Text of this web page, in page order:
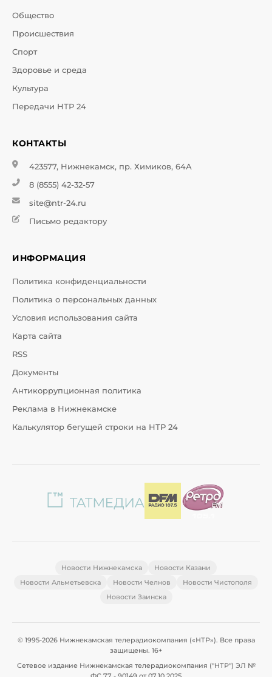
Общество
Происшествия
Спорт
Здоровье и среда
Культура
Передачи НТР 24
КОНТАКТЫ
423577, Нижнекамск, пр. Химиков, 64А
8 (8555) 42-32-57
site@ntr-24.ru
Письмо редактору
ИНФОРМАЦИЯ
Политика конфиденциальности
Политика о персональных данных
Условия использования сайта
Карта сайта
RSS
Документы
Антикоррупционная политика
Реклама в Нижнекамске
Калькулятор бегущей строки на НТР 24
Новости Нижнекамска
Новости Казани
Новости Альметьевска
Новости Челнов
Новости Чистополя
Новости Заинска
© 1995-2026 Нижнекамская телерадиокомпания («НТР»). Все права
защищены. 16+
Сетевое издание Нижнекамская телерадиокомпания ("НТР") ЭЛ №